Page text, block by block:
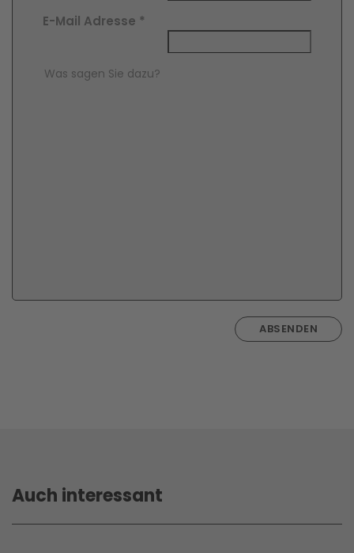
E-Mail Adresse *
Comment Text*
ABSENDEN
Auch interessant